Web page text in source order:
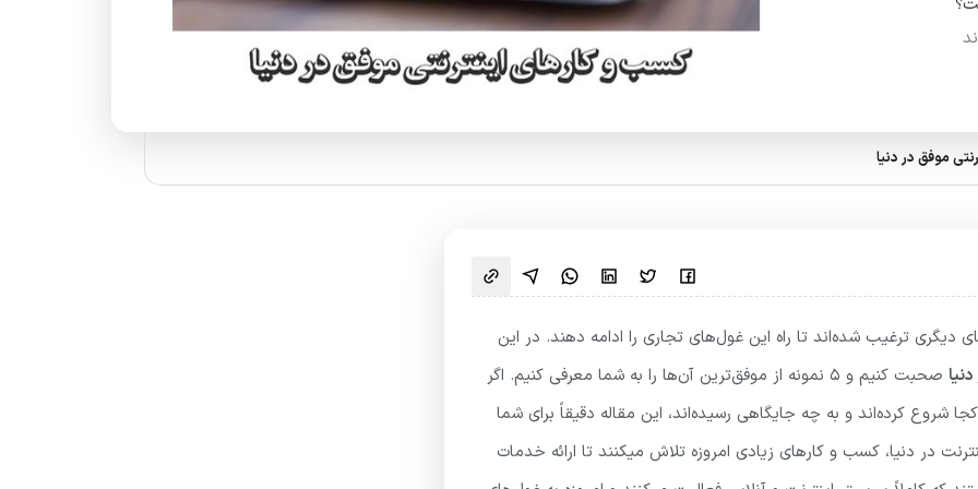
ترغیب شده‌اند تا راه این غول‌های تجاری را ادامه دهند. در این
صحبت کنیم و 5 نمونه از موفق‌ترین آن‌ها را به شما معرفی کنیم. اگر
شروع کرده‌اند و به چه جایگاهی رسیده‌اند، این مقاله دقیقاً برای شما
در دنیا، کسب و کارهای زیادی امروزه تلاش میکنند تا ارائه خدمات